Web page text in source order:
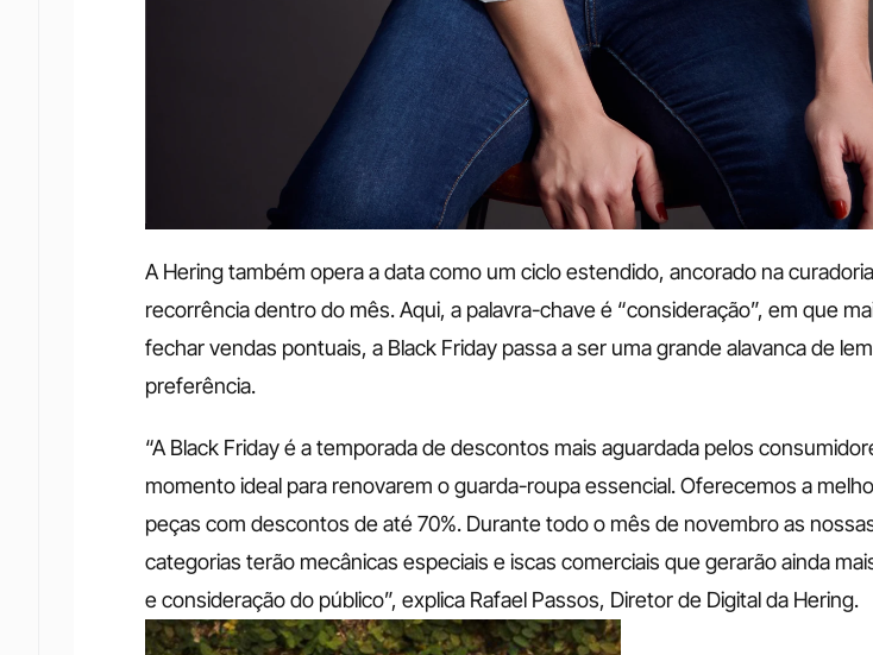
A Hering também opera a data como um ciclo estendido, ancorado na
recorrência dentro do mês. Aqui, a palavra-chave é “consideração”, em que
fechar vendas pontuais, a Black Friday passa a ser uma grande alavanca de
preferência.
“A Black Friday é a temporada de descontos mais aguardada pelos
momento ideal para renovarem o guarda-roupa essencial. Oferecemos a
peças com descontos de até 70%. Durante todo o mês de novembro as
categorias terão mecânicas especiais e iscas comerciais que gerarão ainda
e consideração do público”, explica Rafael Passos, Diretor de Digital da Hering.